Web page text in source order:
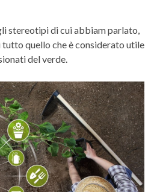
stereotipi di cui abbiam parlato,
tutto quello che è considerato utile
del verde.